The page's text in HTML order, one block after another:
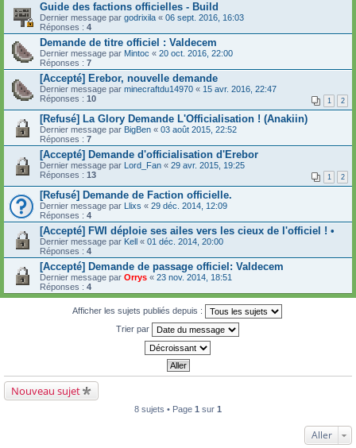
Guide des factions officielles - Build
Dernier message par godrixila « 06 sept. 2016, 16:03
Réponses : 4
Demande de titre officiel : Valdecem
Dernier message par Mintoc « 20 oct. 2016, 22:00
Réponses : 7
[Accepté] Erebor, nouvelle demande
Dernier message par minecraftdu14970 « 15 avr. 2016, 22:47
Réponses : 10 1 2
[Refusé] La Glory Demande L'Officialisation ! (Anakiin)
Dernier message par BigBen « 03 août 2015, 22:52
Réponses : 7
[Accepté] Demande d'officialisation d'Erebor
Dernier message par Lord_Fan « 29 avr. 2015, 19:25
Réponses : 13 1 2
[Refusé] Demande de Faction officielle.
Dernier message par Llixs « 29 déc. 2014, 12:09
Réponses : 4
[Accepté] FWI déploie ses ailes vers les cieux de l'officiel ! •
Dernier message par Kell « 01 déc. 2014, 20:00
Réponses : 4
[Accepté] Demande de passage officiel: Valdecem
Dernier message par Orrys « 23 nov. 2014, 18:51
Réponses : 4
Afficher les sujets publiés depuis :
Trier par
Nouveau sujet
8 sujets • Page 1 sur 1
Aller